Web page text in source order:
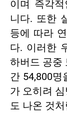
이며 즉각
니다. 또한
등에 따라
다. 이러한
하버드 공중
간 54,800명
가 오히려
도 나온 것